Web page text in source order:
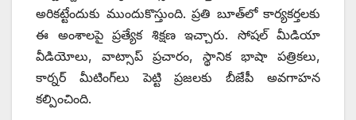
అరికట్టేందుకు ముందుకొస్తుంది. ప్రతి బూత్‌లో కార్యకర్తలకు
ఈ అంశాలపై ప్రత్యేక శిక్షణ ఇచ్చారు. సోషల్ మీడియా
వీడియోలు, వాట్సాప్ ప్రచారం, స్థానిక భాషా పత్రికలు,
కార్నర్ మీటింగ్‌లు పెట్టి ప్రజలకు బీజేపీ అవగాహన
కల్పించింది.